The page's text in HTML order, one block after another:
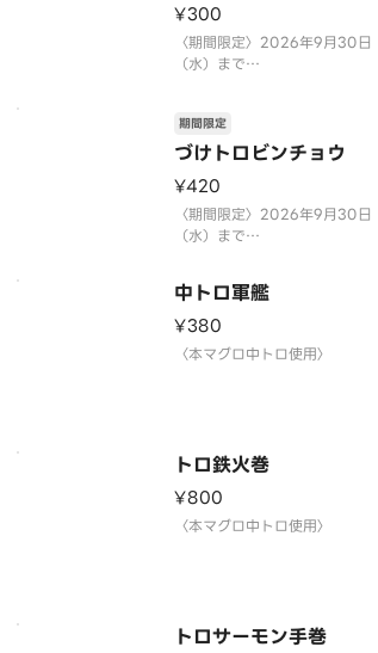
（水）まで
※数量限定につき、売り切れの際
はご容赦ください
¥300
〈期間限定〉2026年9月30日
（水）まで
づけトロビンチョウ
期間限定
¥420
〈期間限定〉2026年9月30日
（水）まで
はご容赦ください。
中トロ軍艦
¥380
〈本マグロ中トロ使用〉
トロ鉄火巻
¥800
〈本マグロ中トロ使用〉
トロサーモン手巻